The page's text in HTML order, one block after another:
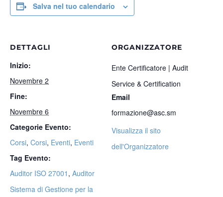
Salva nel tuo calendario
DETTAGLI
Inizio:
Novembre 2
Fine:
Novembre 6
Categorie Evento:
Corsi, Corsi, Eventi, Eventi
Tag Evento:
Auditor ISO 27001 , Auditor
Sistema di Gestione per la
ORGANIZZATORE
Ente Certificatore | Audit
Service & Certification
Email
formazione@asc.sm
Visualizza il sito
dell'Organizzatore